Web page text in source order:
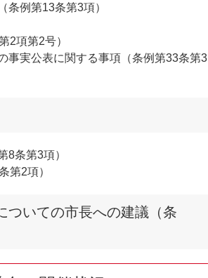
条例第13条第3項）
2項第2号）
事実公表に関する事項（条例第33条第3
8条第3項）
第2項）
ついての市長への建議（条